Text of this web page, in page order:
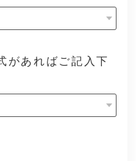
があればご記入下